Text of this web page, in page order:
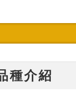
種介紹